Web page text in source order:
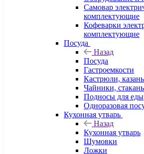
Самовар
комплектующие
Кофеварки
комплектующие
Посуда
Назад
Посуда
Гастроемкости
Кастрюли,
Чайники,
Подносы для еды
Одноразовая
Кухонная утварь
Назад
Кухонная утварь
Шумовки
Ложки